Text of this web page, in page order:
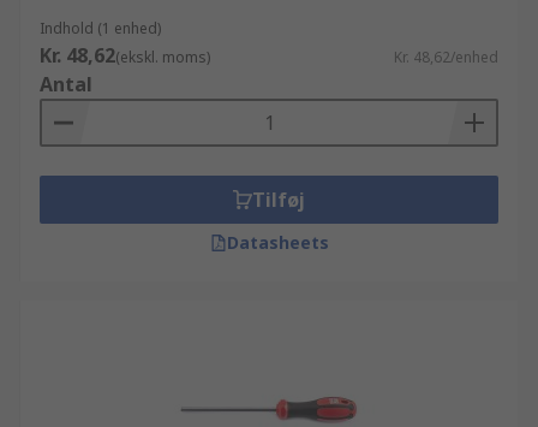
Indhold (1 enhed)
Kr. 48,62(ekskl. moms) Kr. 48,62/enhed
Antal
Tilføj
Datasheets